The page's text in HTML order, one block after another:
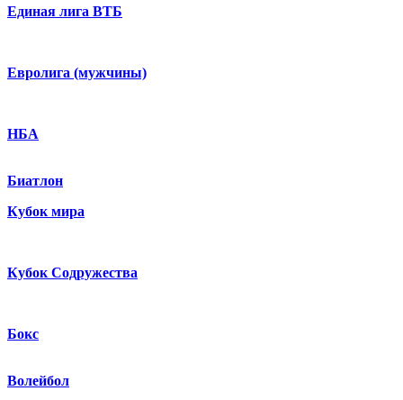
Единая лига ВТБ
Евролига (мужчины)
НБА
Биатлон
Кубок мира
Кубок Содружества
Бокс
Волейбол